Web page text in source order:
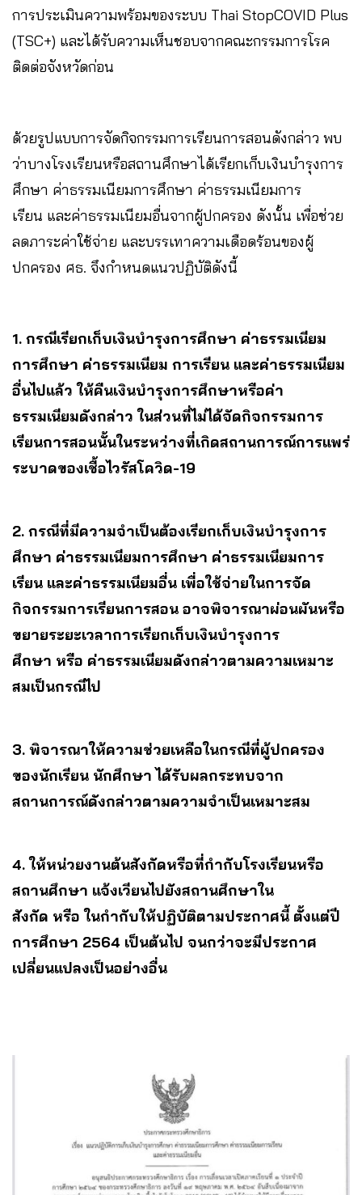
การประเมินความพร้อมของระบบ Thai StopCOVID Plus
(TSC+) และได้รับความเห็นชอบจากคณะกรรมการโรค
ติดต่อจังหวัดก่อน
ด้วยรูปแบบการจัดกิจกรรมการเรียนการสอนดังกล่าว พบ
ว่าบางโรงเรียนหรือสถานศึกษาได้เรียกเก็บเงินบำรุงการ
ศึกษา ค่าธรรมเนียมการศึกษา ค่าธรรมเนียมการ
เรียน และค่าธรรมเนียมอื่นจากผู้ปกครอง ดังนั้น เพื่อช่วย
ลดภาระค่าใช้จ่าย และบรรเทาความเดือดร้อนของผู้
ปกครอง ศธ. จึงกำหนดแนวปฏิบัติดังนี้
1. กรณีเรียกเก็บเงินบำรุงการศึกษา ค่าธรรมเนียม
การศึกษา ค่าธรรมเนียม การเรียน และค่าธรรมเนียม
อื่นไปแล้ว ให้คืนเงินบำรุงการศึกษาหรือค่า
ธรรมเนียมดังกล่าว ในส่วนที่ไม่ได้จัดกิจกรรมการ
เรียนการสอนนั้นในระหว่างที่เกิดสถานการณ์การแพร่
ระบาดของเชื้อไวรัสโควิด-19
2. กรณีที่มีความจำเป็นต้องเรียกเก็บเงินบำรุงการ
ศึกษา ค่าธรรมเนียมการศึกษา ค่าธรรมเนียมการ
เรียน และค่าธรรมเนียมอื่น เพื่อใช้จ่ายในการจัด
กิจกรรมการเรียนการสอน อาจพิจารณาผ่อนผันหรือ
ขยายระยะเวลาการเรียกเก็บเงินบำรุงการ
ศึกษา หรือ ค่าธรรมเนียมดังกล่าวตามความเหมาะ
สมเป็นกรณีไป
3. พิจารณาให้ความช่วยเหลือในกรณีที่ผู้ปกครอง
ของนักเรียน นักศึกษา ได้รับผลกระทบจาก
สถานการณ์ดังกล่าวตามความจำเป็นเหมาะสม
4. ให้หน่วยงานต้นสังกัดหรือที่กำกับโรงเรียนหรือ
สถานศึกษา แจ้งเวียนไปยังสถานศึกษาใน
สังกัด หรือ ในกำกับให้ปฏิบัติตามประกาศนี้ ตั้งแต่ปี
การศึกษา 2564 เป็นต้นไป จนกว่าจะมีประกาศ
เปลี่ยนแปลงเป็นอย่างอื่น